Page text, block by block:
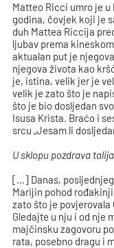
Matteo Ricci umro je u
godina, čovjek koji je
duh Mattea Riccija
ljubav prema
aktualan put je
njegova života kao
je, istina, velik jer je
velik je zato što je
što je bio dosljedan
Isusa Krista. Braćo i
srcu „Jesam li
U sklopu pozdrava
[…] Danas,
Marijin pohod
zato što je
Gledajte u nju i od nje
majčinsku zagovoru
rata, posebno dragu i